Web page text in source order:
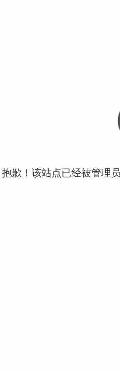
抱歉！该站点已经被管理